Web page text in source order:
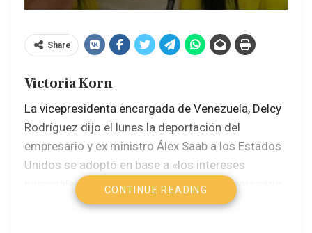
Share
Victoria Korn
La vicepresidenta encargada de Venezuela, Delcy
Rodríguez dijo el lunes la deportación del
empresario y ex ministro Álex Saab a los Estados
Unidos se adoptó en base a «los intereses
nacionales» y se refirió a Saab como “empresario
colombiano”. Recordó que enfrenta cargos en
CONTINUE READING